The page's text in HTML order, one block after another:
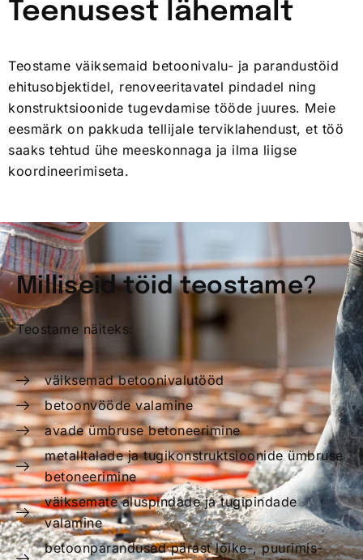
Teenusest lähemalt
Teostame väiksemaid betoonivalu- ja parandustöid
ehitusobjektidel, renoveeritavatel pindadel ning
konstruktsioonide tugevdamise tööde juures. Meie
eesmärk on pakkuda tellijale terviklahendust, et töö
saaks tehtud ühe meeskonnaga ja ilma liigse
koordineerimiseta.
Milliseid töid teostame?
Teostame näiteks:
väiksemad betoonivalutööd
betoonvööde valamine
avade ümbruse betoneerimine
metalltalade ja tugikonstruktsioonide ümbruse
betoneerimine
väiksemate aluspindade ja tugipindade
valamine
betoonparandused pärast lõike-, puurimis-